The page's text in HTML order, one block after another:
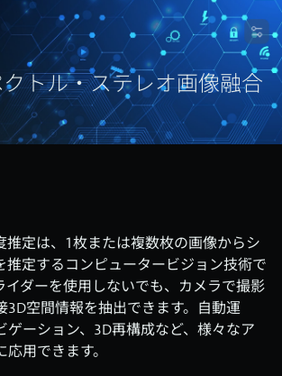
トル・ステレオ画像融合
推定は、1枚または複数枚の画像からシ
推定するコンピュータービジョン技術で
イダーを使用しないでも、カメラで撮影
3D空間情報を抽出できます。自動運
ゲーション、3D再構成など、様々なア
用できます。